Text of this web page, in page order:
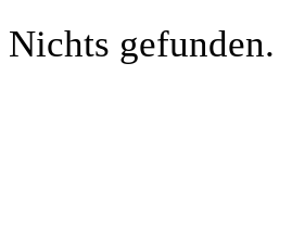
Nichts gefunden.